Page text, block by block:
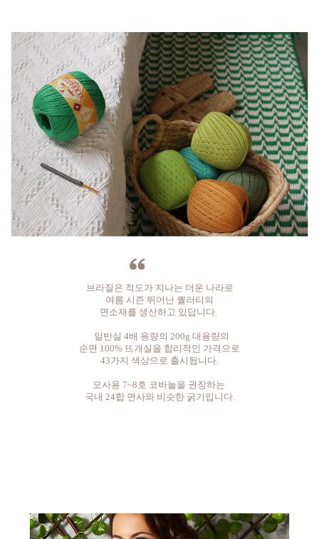
브라질은 적도가 지나는 더운 나라로
여름 시즌 뛰어난 퀄러티의
면소재를 생산하고 있답니다.
일반실 4배 용량의 200g 대용량의
순면 100% 뜨개실을 합리적인 가격으로
43가지 색상으로 출시됩니다.
모사용 7~8호 코바늘을 권장하는
국내 24합 면사와 비슷한 굵기입니다.